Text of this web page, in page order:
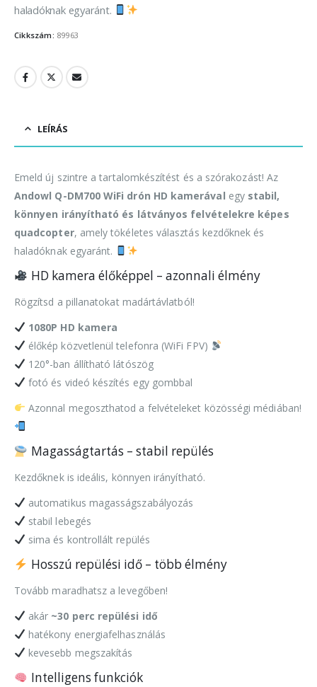
haladóknak egyaránt.
Cikkszám: 89963
LEÍRÁS
Emeld új szintre a tartalomkészítést és a szórakozást! Az
Andowl Q-DM700 WiFi drón HD kamerával egy stabil,
könnyen irányítható és látványos felvételekre képes
quadcopter, amely tökéletes választás kezdőknek és
haladóknak egyaránt.
HD kamera élőképpel – azonnali élmény
Rögzítsd a pillanatokat madártávlatból!
1080P HD kamera
élőkép közvetlenül telefonra (WiFi FPV)
120°-ban állítható látószög
fotó és videó készítés egy gombbal
Azonnal megoszthatod a felvételeket közösségi médiában!
Magasságtartás – stabil repülés
Kezdőknek is ideális, könnyen irányítható.
automatikus magasságszabályozás
stabil lebegés
sima és kontrollált repülés
Hosszú repülési idő – több élmény
Tovább maradhatsz a levegőben!
akár ~30 perc repülési idő
hatékony energiafelhasználás
kevesebb megszakítás
Intelligens funkciók